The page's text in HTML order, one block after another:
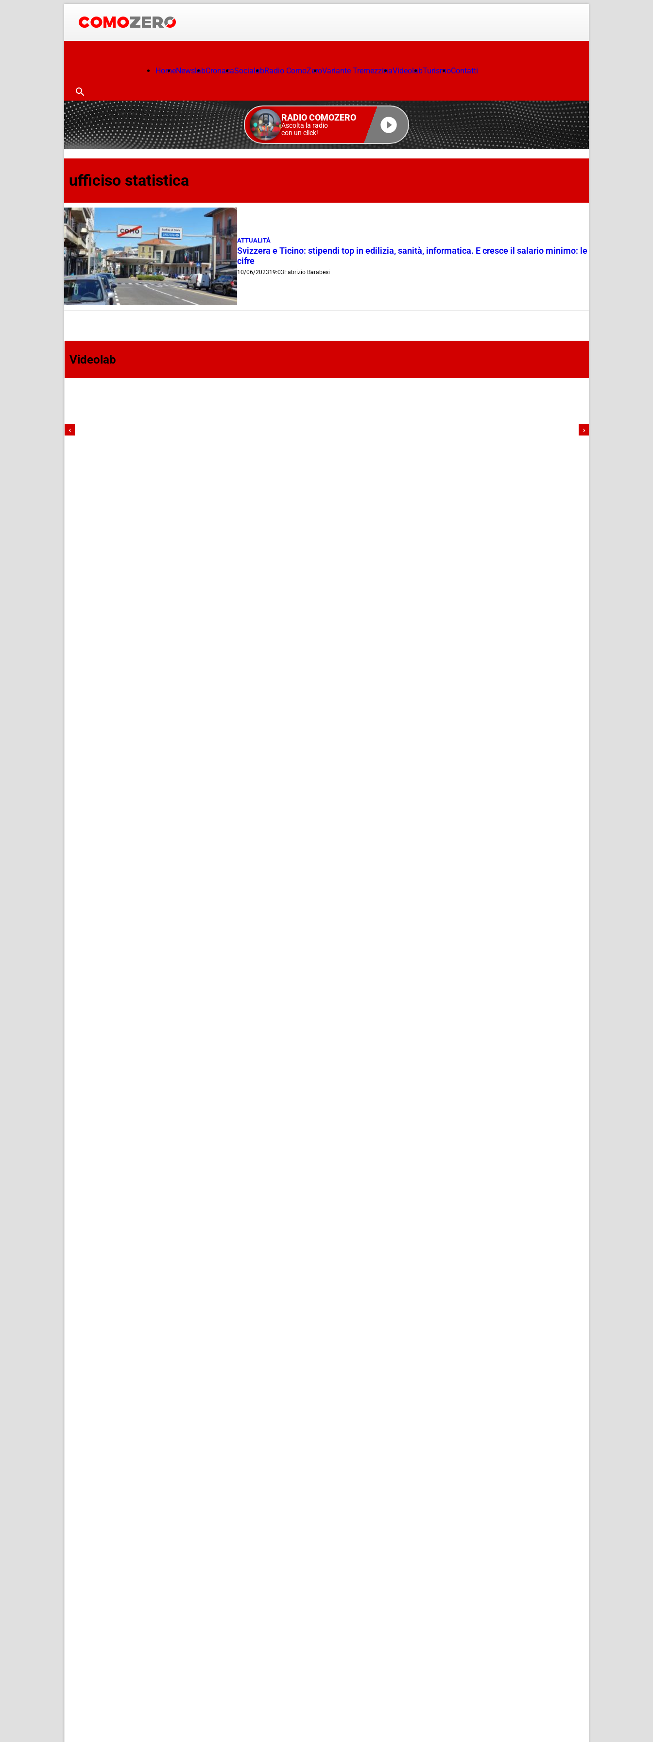
HomeNewslabCronacaSocialabRadio ComoZeroVariante TremezzinaVideolabTurismoContatti
RADIO COMOZERO
Ascolta la radio
con un click!
ufficiso statistica
ATTUALITÀ
Svizzera e Ticino: stipendi top in edilizia, sanità, informatica. E cresce il salario minimo: le
cifre
10/06/202319:03Fabrizio Barabesi
Videolab
‹ ›